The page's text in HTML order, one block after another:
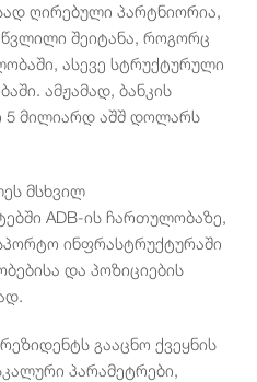
ღირებული პარტნიორია,
შეიტანა, როგორც
ასევე სტრუქტურული
ამჟამად, ბანკის
მილიარდ აშშ დოლარს
მსხვილ
ADB-ის ჩართულობაზე,
ინფრასტრუქტურაში
და პოზიციების
გააცნო ქვეყნის
პარამეტრები,